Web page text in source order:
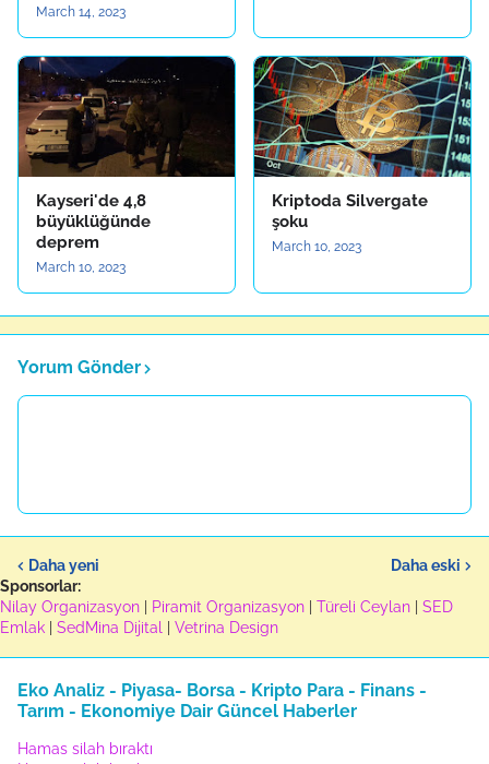
March 14, 2023
Kayseri'de 4,8
büyüklüğünde
deprem
March 10, 2023
Kriptoda Silvergate
şoku
March 10, 2023
Yorum Gönder
Daha yeni
Daha eski
Sponsorlar:
Nilay Organizasyon
Piramit Organizasyon Türeli Ceylan
SED
Emlak
SedMina Dijital Vetrina Design
Eko Analiz - Piyasa- Borsa - Kripto Para - Finans -
Tarım - Ekonomiye Dair Güncel Haberler
Hamas silah bıraktı